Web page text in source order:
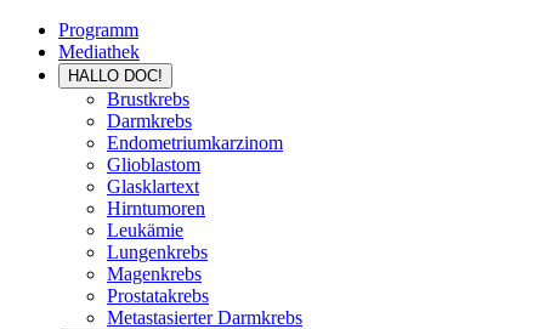
Programm
Mediathek
HALLO DOC!
Brustkrebs
Darmkrebs
Endometriumkarzinom
Glioblastom
Glasklartext
Hirntumoren
Leukämie
Lungenkrebs
Magenkrebs
Prostatakrebs
Metastasierter Darmkrebs